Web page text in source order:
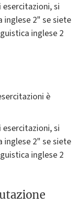
si
inglese 2" se siete
inglese 2
è
si
inglese 2" se siete
inglese 2